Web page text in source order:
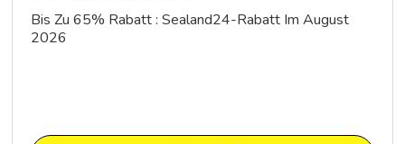
Bis Zu 65% Rabatt : Sealand24-Rabatt Im August
2026